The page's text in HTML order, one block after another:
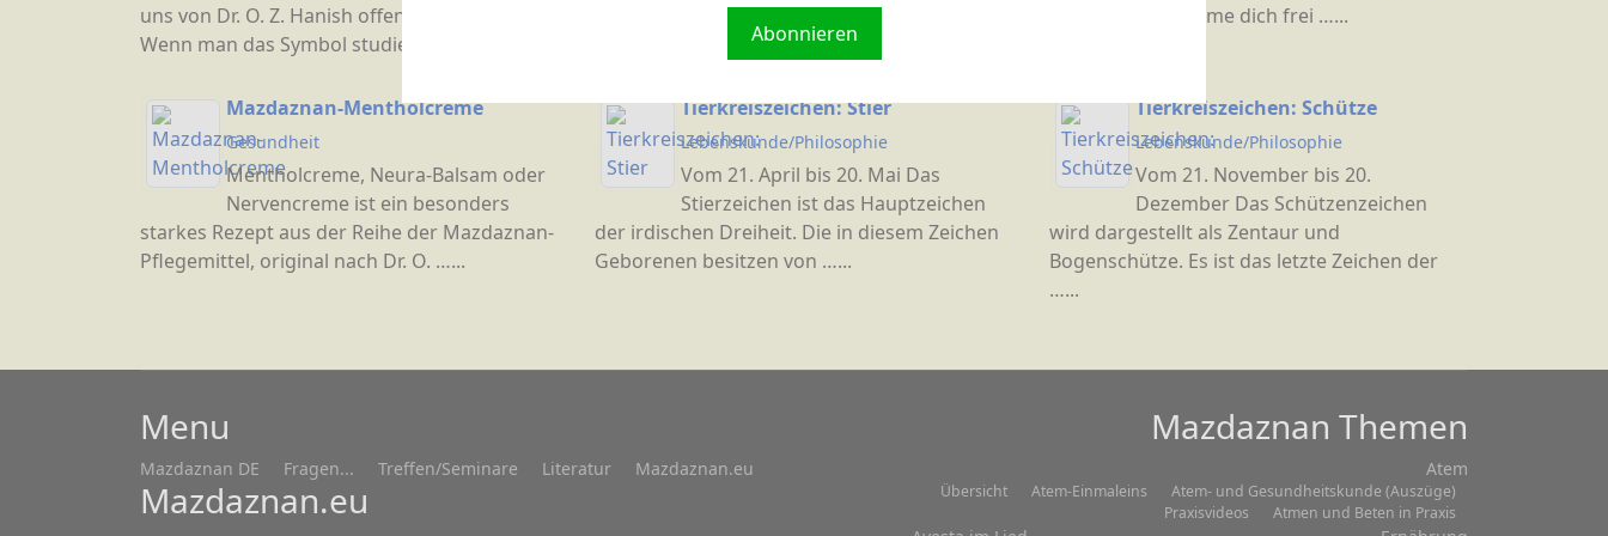
Abonnieren
uns von Dr. O. Z. Hanish offenbart wurde.
Wenn man das Symbol studiert …...
Mazdaznan eine Aussage darüber,
was nach dem Tod geschieht? Gibt
Entspannung - Atme dich frei …...
Mazdaznan-Mentholcreme
Gesundheit
Mentholcreme, Neura-Balsam oder
Nervencreme ist ein besonders
starkes Rezept aus der Reihe der Mazdaznan-
Pflegemittel, original nach Dr. O. …...
Tierkreiszeichen: Stier
Lebenskunde/Philosophie
Vom 21. April bis 20. Mai Das
Stierzeichen ist das Hauptzeichen
der irdischen Dreiheit. Die in diesem Zeichen
Geborenen besitzen von …...
Tierkreiszeichen: Schütze
Lebenskunde/Philosophie
Vom 21. November bis 20.
Dezember Das Schützenzeichen
wird dargestellt als Zentaur und
Bogenschütze. Es ist das letzte Zeichen der
…...
Menu
Mazdaznan DE Fragen... Treffen/Seminare Literatur Mazdaznan.eu
Mazdaznan.eu
Mazdaznan Themen
Atem
Übersicht Atem-Einmaleins
Atem- und Gesundheitskunde (Auszüge)
Praxisvideos
Atmen und Beten in Praxis